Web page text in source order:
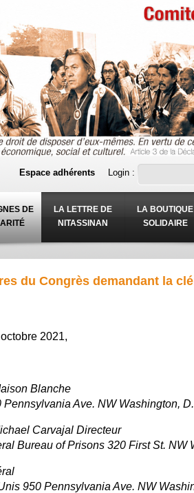
Espace adhérents Login :
DE
LA LETTRE DE
NITASSINAN
LA BOUTIQUE
SOLIDAIRE
du Congrès demandant la
2021,
Blanche
Pennsylvania Ave. NW Washington,
Carvajal Directeur
Bureau of Prisons 320 First St. NW
950 Pennsylvania Ave. NW